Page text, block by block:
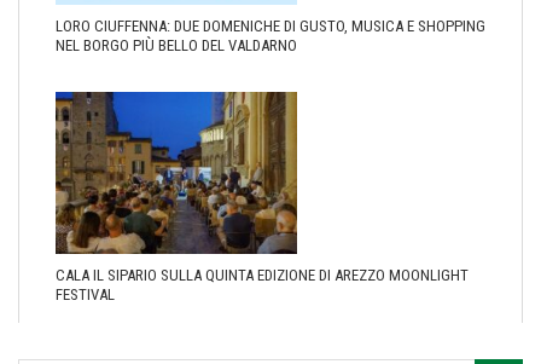
LORO CIUFFENNA: DUE DOMENICHE DI GUSTO, MUSICA E SHOPPING
NEL BORGO PIÙ BELLO DEL VALDARNO
CALA IL SIPARIO SULLA QUINTA EDIZIONE DI AREZZO MOONLIGHT
FESTIVAL